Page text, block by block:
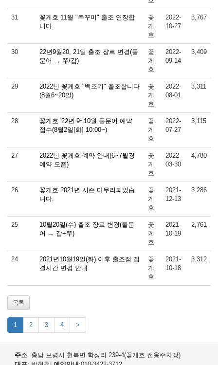
31
꽃게호 11월 "주꾸미" 출조 연장합
니다.
꽃
게
호
2022-
10-27
3,767
30
22년9월20, 21일 출조 쟝르 변경(돌
문어 → 쭈/갑)
꽃
게
호
2022-
09-14
3,409
29
2022년 꽃게호 "백조기" 출조합니다
(8월6~20일)
꽃
게
호
2022-
08-01
3,311
28
꽃게호 '22년 9~10월 돌문어 예약
접수(8월2일[화] 10:00~)
꽃
게
호
2022-
07-27
3,115
27
2022년 꽃게호 예약 안내(6~7월경
예약 오픈)
꽃
게
호
2022-
03-30
4,780
26
꽃게호 2021년 시즌 마무리되었습
니다.
꽃
게
호
2021-
12-13
3,286
25
10월20일(수) 출조 쟝르 변경(돌문
어 → 갑+쭈)
꽃
게
호
2021-
10-19
2,761
24
2021년10월19일(화) 이후 출조점 집
결시간 변경 안내
꽃
게
호
2021-
10-18
3,312
목록
1 2 3 4 >
주소: 충남 보령시 천북면 학성리 239-4(꽃게호 전용주차장)